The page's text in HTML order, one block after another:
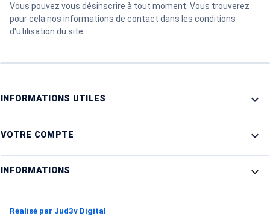
Vous pouvez vous désinscrire à tout moment. Vous trouverez
pour cela nos informations de contact dans les conditions
d'utilisation du site.
INFORMATIONS UTILES 
VOTRE COMPTE 
INFORMATIONS keyboard_arrow_down
Réalisé par Jud3v Digital